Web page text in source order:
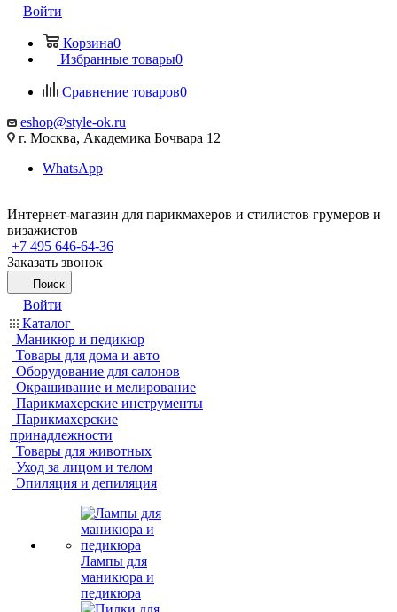
Войти
Корзина0
Избранные товары0
Сравнение товаров0
eshop@style-ok.ru
г. Москва, Академика Бочвара 12
WhatsApp
Интернет-магазин для парикмахеров и стилистов грумеров и
визажистов
+7 495 646-64-36
Заказать звонок
Поиск
Войти
Каталог
Маникюр и педикюр
Товары для дома и авто
Оборудование для салонов
Окрашивание и мелирование
Парикмахерские инструменты
Парикмахерские
принадлежности
Товары для животных
Уход за лицом и телом
Эпиляция и депиляция
Лампы для
маникюра и
педикюра